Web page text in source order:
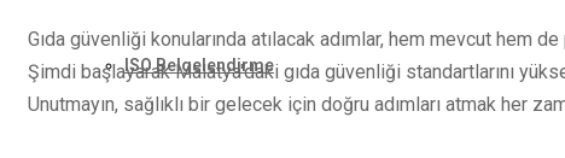
ISO Belgelendirme
Gıda güvenliği konularında atılacak adımlar, hem mevcut hem
Şimdi başlayarak Malatya'daki gıda güvenliği standartlarını
Unutmayın, sağlıklı bir gelecek için doğru adımları atmak her